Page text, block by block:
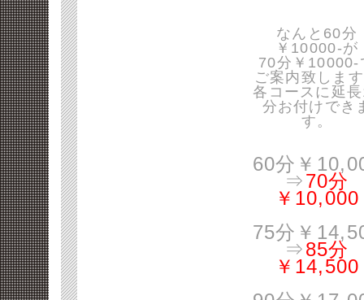
なんと60分
￥10000-が
70分￥10000-
ご案内致しま
各コースに延
分お付けでき
す。
60分￥
⇒70分
￥10,000
75分￥
⇒85分
￥14,500